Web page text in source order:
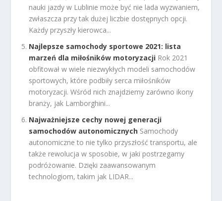
nauki jazdy w Lublinie może być nie lada wyzwaniem,
zwłaszcza przy tak dużej liczbie dostępnych opcji.
Każdy przyszły kierowca...
Najlepsze samochody sportowe 2021: lista
marzeń dla miłośników motoryzacji Rok 2021
obfitował w wiele niezwykłych modeli samochodów
sportowych, które podbiły serca miłośników
motoryzacji. Wśród nich znajdziemy zarówno ikony
branży, jak Lamborghini...
Najważniejsze cechy nowej generacji
samochodów autonomicznych Samochody
autonomiczne to nie tylko przyszłość transportu, ale
także rewolucja w sposobie, w jaki postrzegamy
podróżowanie. Dzięki zaawansowanym
technologiom, takim jak LIDAR...